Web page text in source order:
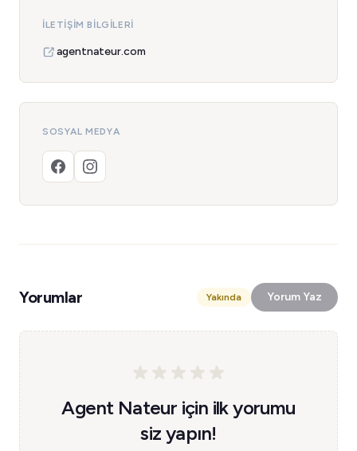
İLETIŞIM BILGILERI
agentnateur.com
SOSYAL MEDYA
Yorumlar Yakında Yorum Yaz
Agent Nateur için ilk yorumu
siz yapın!